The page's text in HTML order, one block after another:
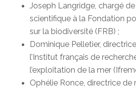
Joseph Langridge, chargé
scientifique à la Fondation
sur la biodiversité (FRB) ;
Dominique Pelletier,
l’Institut français de
l’exploitation de la mer
Ophélie Ronce, directrice de